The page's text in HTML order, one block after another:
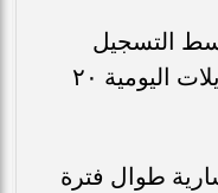
التسجيل
اليومى يتجاوز ٥ آلاف.. والتحويلات اليومية ٢٠
طوال فترة